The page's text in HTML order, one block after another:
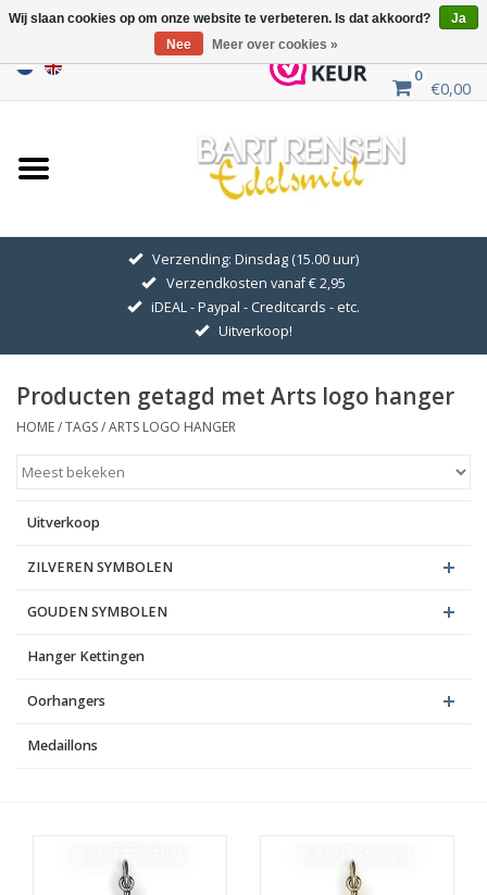
0
€0,00
Home
Uitverkoop
GOUDEN SYMBOLEN
Hanger Kettingen
Oorhangers
Medaillons
Blog
Verzending: Dinsdag (15.00 uur)
Verzendkosten vanaf € 2,95
iDEAL - Paypal - Creditcards - etc.
Uitverkoop!
Producten getagd met Arts logo hanger
HOME/TAGS/ARTS LOGO HANGER
Uitverkoop
ZILVEREN SYMBOLEN
GOUDEN SYMBOLEN
Hanger Kettingen
Oorhangers
Medaillons
Wij slaan cookies op om onze website te verbeteren. Is dat akkoord?
Ja
Nee
Meer over cookies »